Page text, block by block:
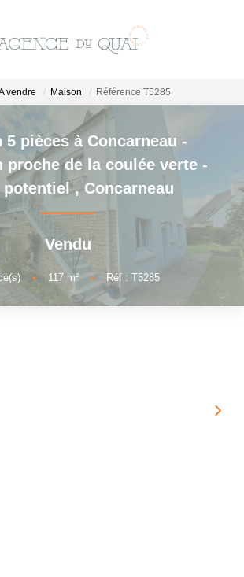
A La Vente
En Viager
A La Location
VENDRE
ESTIMER
vendre Maison Référence T5285
5 pièces à Concarneau -
proche de la coulée verte -
potentiel,Concarneau
Vendu
• 117 m² • Réf : T5285